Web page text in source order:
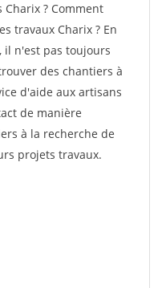
? Comment
travaux Charix ? En
n'est pas toujours
des chantiers à
d'aide aux artisans
de manière
à la recherche de
projets travaux.